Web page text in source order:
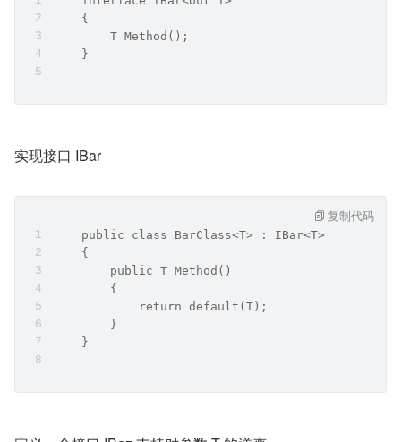
    {
        T Method();
    }
实现接口 IBar
    public class BarClass<T> : IBar<T>
    {
        public T Method()
        {
            return default(T);
        }
    }
复制代码